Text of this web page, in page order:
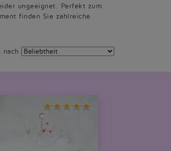
ungeeignet. Perfekt zum
finden Sie zahlreiche
nach